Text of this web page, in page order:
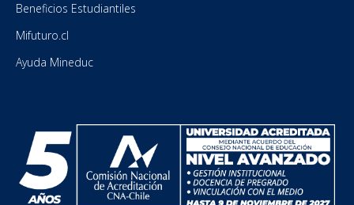
Beneficios Estudiantiles
Mifuturo.cl
Ayuda Mineduc